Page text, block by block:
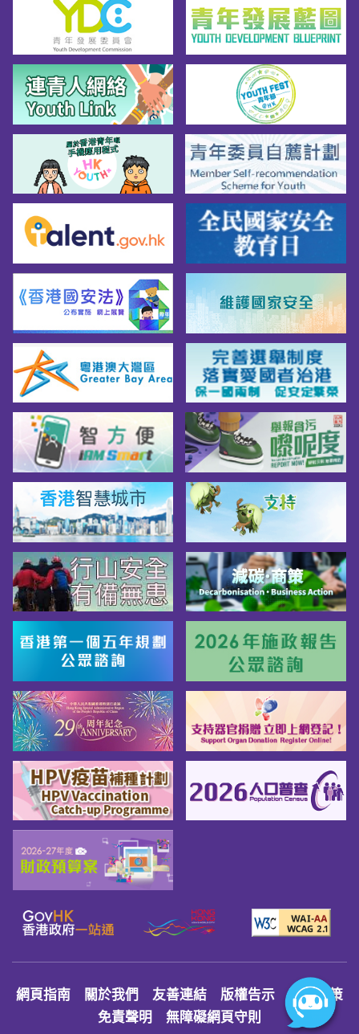
網頁指南 關於我們 友善連結 版權告示
私隱政策
免責聲明
無障礙網頁守則